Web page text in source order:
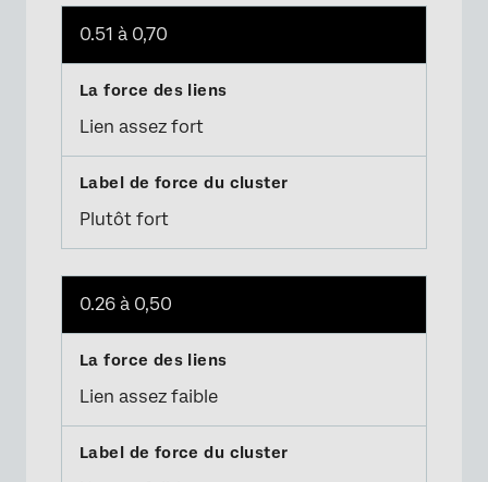
0.51 à 0,70
Lien assez fort
Plutôt fort
0.26 à 0,50
Lien assez faible